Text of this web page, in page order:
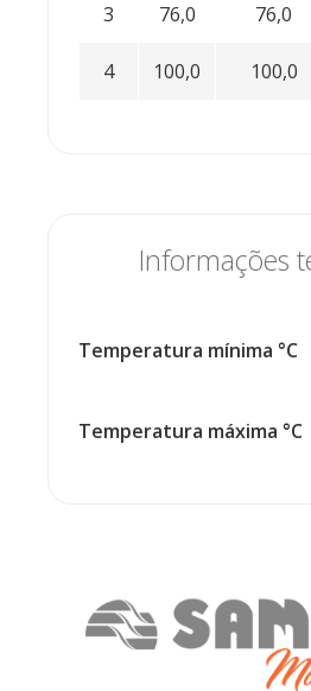
3 76,0 76,0
4 100,0 100,0
Informações
Temperatura mínima °C
Temperatura máxima °C